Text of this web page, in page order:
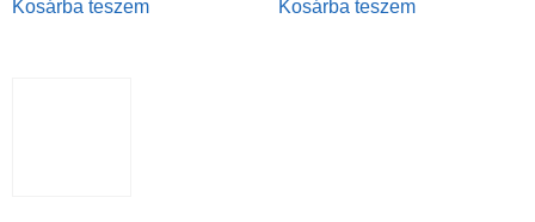
Kosárba teszem Kosárba teszem